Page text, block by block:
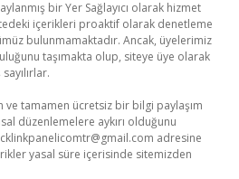
bir Yer Sağlayıcı olarak hizmet
içerikleri proaktif olarak denetleme
bulunmamaktadır. Ancak, üyelerimiz
taşımakta olup, siteye üye olarak
ve tamamen ücretsiz bir bilgi paylaşım
düzenlemelere aykırı olduğunu
adresine
yasal süre içerisinde sitemizden